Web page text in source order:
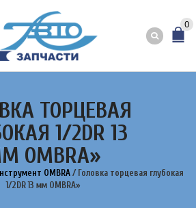
0
ТОРЦЕВАЯ
1/2DR 13
OMBRA»
OMBRA/ Головка торцевая глубокая
1/2DR 13 мм OMBRA»